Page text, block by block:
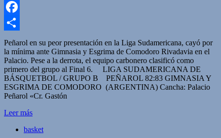
WhatsApp
Facebook
Compartir
Peñarol en su peor presentación en la Liga Sudamericana, cayó por
la mínima ante Gimnasia y Esgrima de Comodoro Rivadavia en el
Palacio. Pese a la derrota, el equipo carbonero clasificó como
primero del grupo al Final 6. LIGA SUDAMERICANA DE
BÁSQUETBOL / GRUPO B PEÑAROL 82:83 GIMNASIA Y
ESGRIMA DE COMODORO (ARGENTINA) Cancha: Palacio
Peñarol «Cr. Gastón
Leer más
basket